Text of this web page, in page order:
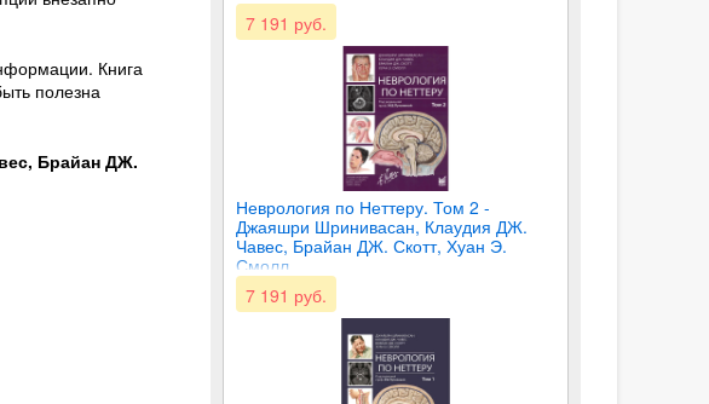
7 191 руб.
Неврология по Неттеру. Том 2 -
Джаяшри Шринивасан, Клаудия ДЖ.
Чавес, Брайан ДЖ. Скотт, Хуан Э.
Смолл
7 191 руб.
Книга
полезна
Брайан ДЖ.